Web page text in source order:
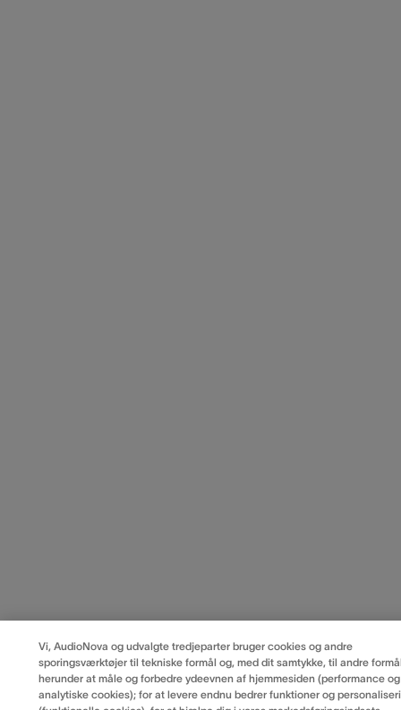
Vi, AudioNova og udvalgte tredjeparter bruger cookies og andre
sporingsværktøjer til tekniske formål og, med dit samtykke, til andre
herunder at måle og forbedre ydeevnen af hjemmesiden (performance og
analytiske cookies); for at levere endnu bedrer funktioner og